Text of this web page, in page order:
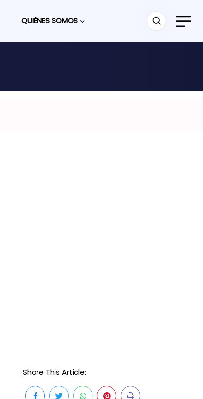
QUIÉNES SOMOS
Share This Article: